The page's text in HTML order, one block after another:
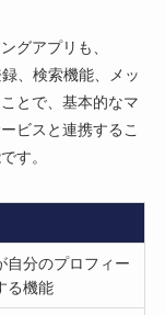
グアプリも、
、検索機能、メッ
とで、基本的なマ
ビスと連携するこ
す。
自分のプロフィー
る機能